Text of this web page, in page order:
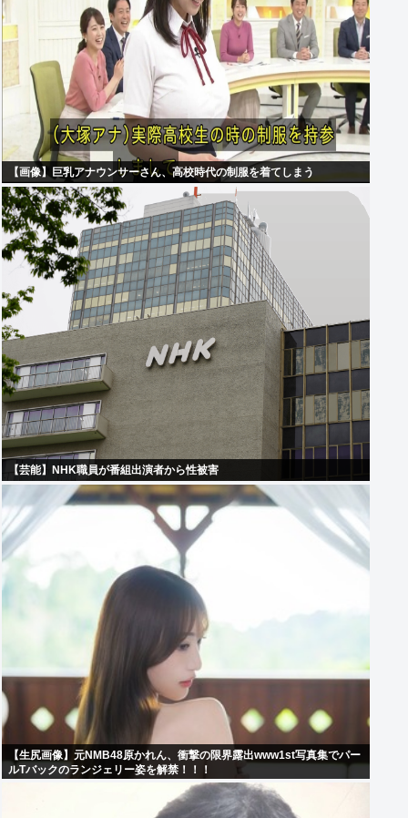
【画像】巨乳アナウンサーさん、高校時代の制服を着てしまう
【芸能】NHK職員が番組出演者から性被害
【生尻画像】元NMB48原かれん、衝撃の限界露出www1st写真集でパー
ルTバックのランジェリー姿を解禁！！！